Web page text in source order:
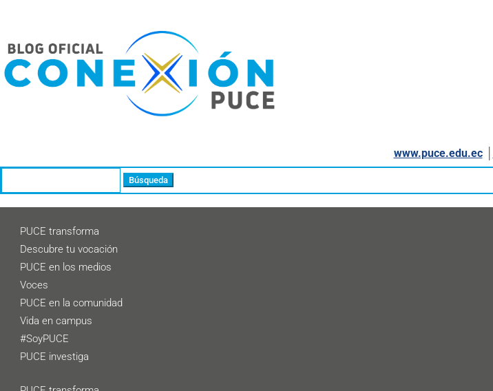
www.puce.edu.ec│
PUCE transforma
Descubre tu vocación
PUCE en los medios
Voces
PUCE en la comunidad
Vida en campus
#SoyPUCE
PUCE investiga